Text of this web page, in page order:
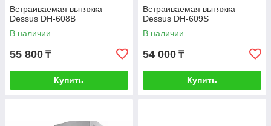
Встраиваемая вытяжка
Dessus DH-608B
В наличии
55 800 ₸
Купить
Встраиваемая вытяжка
Dessus DH-609S
В наличии
54 000 ₸
Купить